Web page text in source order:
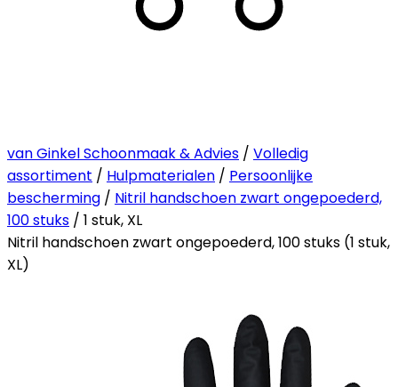
van Ginkel Schoonmaak & Advies / Volledig
assortiment / Hulpmaterialen / Persoonlijke
bescherming / Nitril handschoen zwart ongepoederd,
100 stuks / 1 stuk, XL
Nitril handschoen zwart ongepoederd, 100 stuks (1 stuk,
XL)